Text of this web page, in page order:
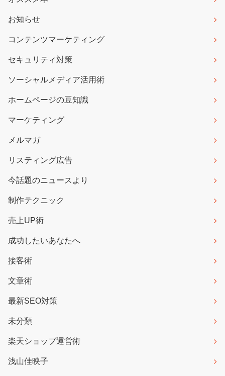
お知らせ
コンテンツマーケティング
セキュリティ対策
ソーシャルメディア活用術
ホームページの豆知識
マーケティング
メルマガ
リスティング広告
今話題のニュースより
制作テクニック
売上UP術
成功したいあなたへ
接客術
文章術
最新SEO対策
未分類
楽天ショップ運営術
浅山佳映子